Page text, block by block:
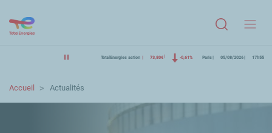
TotalEnergies action 73,80€ -0,61% Paris 05/08/2026 17h55
Accueil Actualités